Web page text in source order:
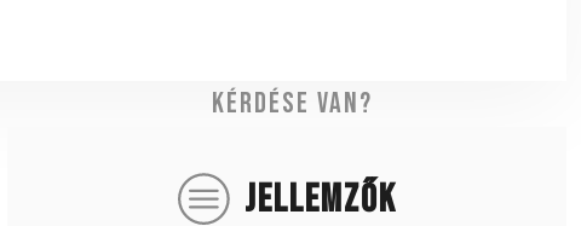
Kérdése van?
JELLEMZŐK